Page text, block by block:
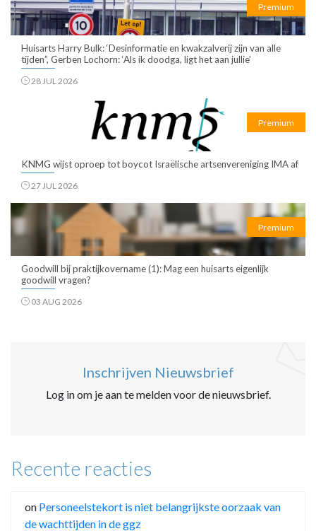
Premium
Huisarts Harry Bulk: ‘Desinformatie en kwakzalverij zijn van alle
tijden”, Gerben Lochorn: ‘Als ik doodga, ligt het aan jullie’
28 JUL 2026
Premium
KNMG wijst oproep tot boycot Israëlische artsenvereniging IMA af
27 JUL 2026
Premium
Goodwill bij praktijkovername (1): Mag een huisarts eigenlijk
goodwill vragen?
03 AUG 2026
Inschrijven Nieuwsbrief
Log in om je aan te melden voor de nieuwsbrief.
Recente reacties
on Personeelstekort is niet belangrijkste oorzaak van
de wachttijden in de ggz